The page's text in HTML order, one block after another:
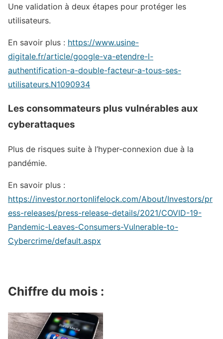
Une validation à deux étapes pour protéger les
utilisateurs.
En savoir plus : https://www.usine-
digitale.fr/article/google-va-etendre-l-
authentification-a-double-facteur-a-tous-ses-
utilisateurs.N1090934
Les consommateurs plus vulnérables aux
cyberattaques
Plus de risques suite à l’hyper-connexion due à la
pandémie.
En savoir plus :
https://investor.nortonlifelock.com/About/Investors/pr
ess-releases/press-release-details/2021/COVID-19-
Pandemic-Leaves-Consumers-Vulnerable-to-
Cybercrime/default.aspx
Chiffre du mois :